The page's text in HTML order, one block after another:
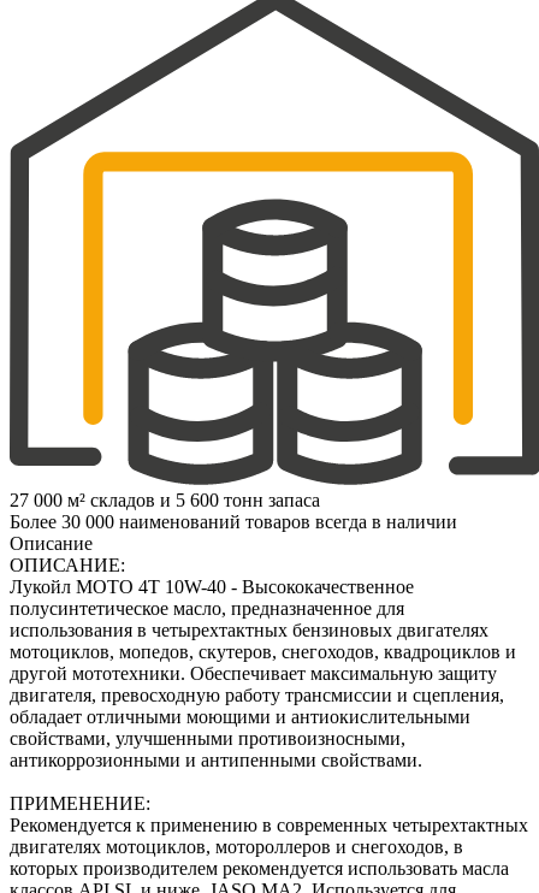
27 000 м² складов и 5 600 тонн запаса
Более 30 000 наименований товаров всегда в наличии
Описание
ОПИСАНИЕ:
Лукойл МОТО 4Т 10W-40 - Высококачественное
полусинтетическое масло, предназначенное для
использования в четырехтактных бензиновых двигателях
мотоциклов, мопедов, скутеров, снегоходов, квадроциклов и
другой мототехники. Обеспечивает максимальную защиту
двигателя, превосходную работу трансмиссии и сцепления,
обладает отличными моющими и антиокислительными
свойствами, улучшенными противоизносными,
антикоррозионными и антипенными свойствами.
ПРИМЕНЕНИЕ:
Рекомендуется к применению в современных четырехтактных
двигателях мотоциклов, мотороллеров и снегоходов, в
которых производителем рекомендуется использовать масла